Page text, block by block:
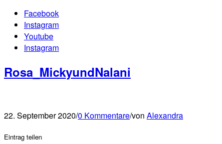
Facebook
Instagram
Youtube
Instagram
Rosa_MickyundNalani
22. September 2020/0 Kommentare/von Alexandra
Eintrag teilen